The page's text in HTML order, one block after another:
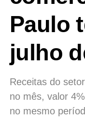
Paulo
julho
Receitas do
no mês, valor
no mesmo